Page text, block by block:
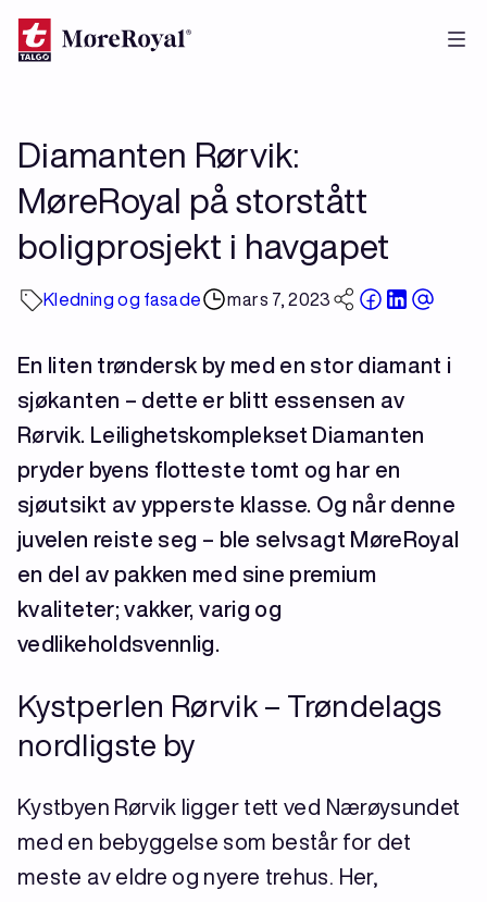
Hopp
Diamanten Rørvik:
MøreRoyal på storstått
boligprosjekt i havgapet
Kledning og fasade mars 7, 2023
En liten trøndersk by med en stor diamant i
sjøkanten – dette er blitt essensen av
Rørvik. Leilighetskomplekset Diamanten
pryder byens flotteste tomt og har en
sjøutsikt av ypperste klasse. Og når denne
juvelen reiste seg – ble selvsagt MøreRoyal
en del av pakken med sine premium
kvaliteter; vakker, varig og
vedlikeholdsvennlig.
Kystperlen Rørvik – Trøndelags
nordligste by
Kystbyen Rørvik ligger tett ved Nærøysundet
med en bebyggelse som består for det
meste av eldre og nyere trehus. Her,